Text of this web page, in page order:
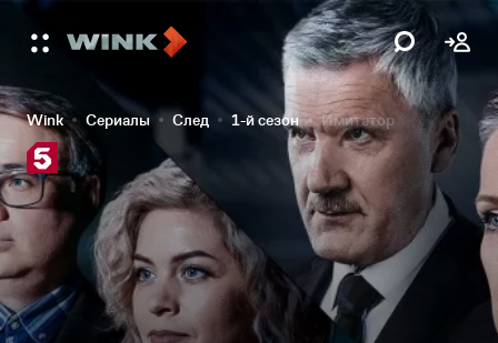
Wink Сериалы След 1-й сезон Имитатор